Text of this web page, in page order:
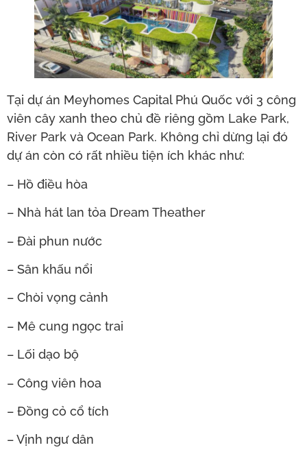
Tại dự án Meyhomes Capital Phú Quốc với 3 công
viên cây xanh theo chủ đề riêng gồm Lake Park,
River Park và Ocean Park. Không chỉ dừng lại đó
dự án còn có rất nhiều tiện ích khác như:
– Hồ điều hòa
– Nhà hát lan tỏa Dream Theather
– Đài phun nước
– Sân khấu nổi
– Chòi vọng cảnh
– Mê cung ngọc trai
– Lối dạo bộ
– Công viên hoa
– Đồng cỏ cổ tích
– Vịnh ngư dân